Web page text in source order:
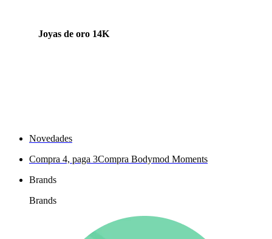
Joyas de oro 14K
Novedades
Compra 4, paga 3Compra Bodymod Moments
Brands
Brands